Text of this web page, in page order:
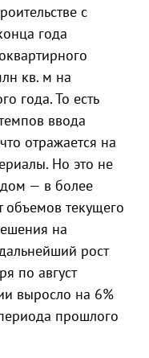
с
года
кв. м на
года. То есть
ввода
отражается на
Но это не
— в более
объемов текущего
на
рост
по август
выросло на 6%
прошлого